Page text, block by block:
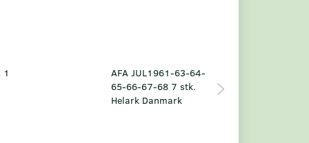
1
AFA JUL1961-63-64-
65-66-67-68 7 stk.
Helark Danmark